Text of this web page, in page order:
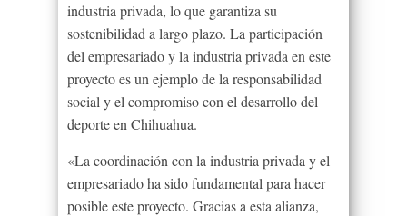
industria privada, lo que garantiza su
sostenibilidad a largo plazo. La participación
del empresariado y la industria privada en este
proyecto es un ejemplo de la responsabilidad
social y el compromiso con el desarrollo del
deporte en Chihuahua.
«La coordinación con la industria privada y el
empresariado ha sido fundamental para hacer
posible este proyecto. Gracias a esta alianza,